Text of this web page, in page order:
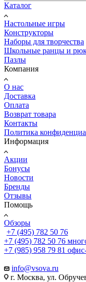
Каталог
Настольные игры
Конструкторы
Наборы для творчества
Школьные ранцы и
Пазлы
Компания
О нас
Доставка
Оплата
Возврат товара
Контакты
Политика
Информация
Акции
Бонусы
Новости
Бренды
Отзывы
Помощь
Обзоры
+7 (495) 782 50 76
+7 (495) 782 50 76
+7 (985) 958 79 81
info@vsova.ru
г. Москва, ул.